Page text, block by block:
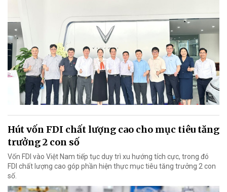
Hút vốn FDI chất lượng cao cho mục tiêu tăng
trưởng 2 con số
Vốn FDI vào Việt Nam tiếp tục duy trì xu hướng tích cực, trong đó
FDI chất lượng cao góp phần hiện thực mục tiêu tăng trưởng 2 con
số.